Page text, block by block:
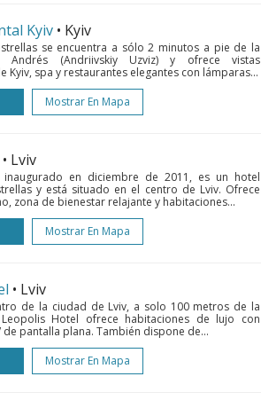
Kyiv • Kyiv
se encuentra a sólo 2 minutos a pie de la
Andrés (Andriivskiy Uzviz) y ofrece vistas
Kyiv, spa y restaurantes elegantes con lámparas...
Mostrar En Mapa
• Lviv
inaugurado en diciembre de 2011, es un hotel
y está situado en el centro de Lviv. Ofrece
zona de bienestar relajante y habitaciones...
Mostrar En Mapa
• Lviv
de la ciudad de Lviv, a solo 100 metros de la
Hotel ofrece habitaciones de lujo con
de pantalla plana. También dispone de...
Mostrar En Mapa